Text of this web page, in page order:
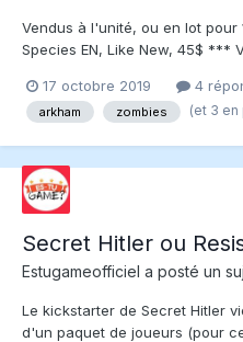
Vendus à l'unité, ou en lot pour
Species EN, Like New, 45$ ***
(2013), Like New, 25$ ***
Quest for Atlantis (English Grand
17 octobre 2019 4
arkham zombies (et 3 en
Secret Hitler ou
Estugameofficiel a posté un
Le kickstarter de Secret Hitler
d'un paquet de joueurs (pour